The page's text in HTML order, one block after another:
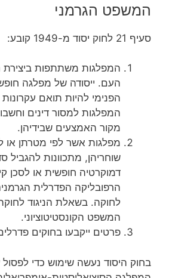
המשפט הגרמני
סעיף 21 לחוק יסוד מ-1949 קובע:
המפלגות משתתפות ביצירת
העם. ייסודה של מפלגה
הפנימי להיות תואם
המפלגות למסור דינים
מקור האמצעים שבידיהן.
מפלגות אשר לפי מטרתן או
שוחריהן, מתכוונות להגביל
דמוקרטיה חופשית או לסכן
הרפובליקה הפדרלית
לחוקה. בשאלת הניגוד
המשפט הקונסטיטוציוני.
פרטים ייקבעו בחוקים
בחוק היסוד נעשה שימוש כדי